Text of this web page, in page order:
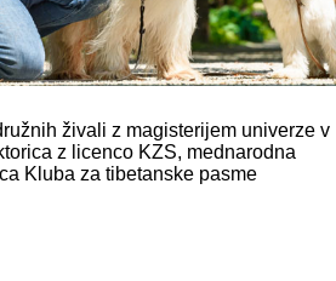
živali z magisterijem univerze v
z licenco KZS, mednarodna
Kluba za tibetanske pasme